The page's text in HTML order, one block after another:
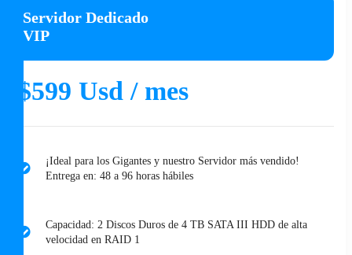
Servidor Dedicado
VIP
$599 Usd / mes
¡Ideal para los Gigantes y nuestro Servidor más vendido!
Entrega en: 48 a 96 horas hábiles
Capacidad: 2 Discos Duros de 4 TB SATA III HDD de alta
velocidad en RAID 1